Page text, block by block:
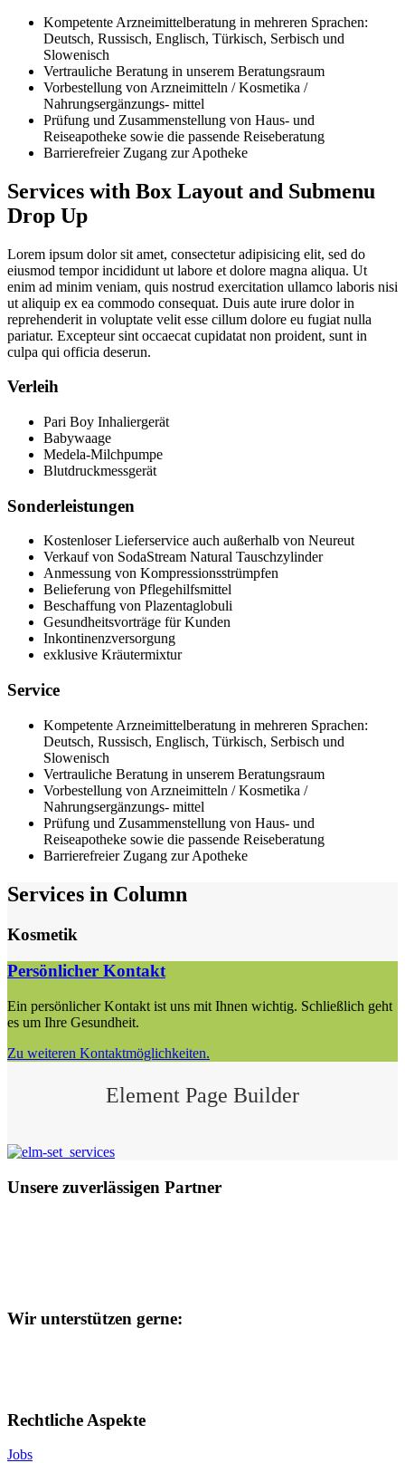
Kompetente Arzneimittelberatung in mehreren Sprachen:
Deutsch, Russisch, Englisch, Türkisch, Serbisch und
Slowenisch
Vertrauliche Beratung in unserem Beratungsraum
Vorbestellung von Arzneimitteln / Kosmetika /
Nahrungsergänzungs- mittel
Prüfung und Zusammenstellung von Haus- und
Reiseapotheke sowie die passende Reiseberatung
Barrierefreier Zugang zur Apotheke
Services with Box Layout and Submenu
Drop Up
Lorem ipsum dolor sit amet, consectetur adipisicing elit, sed do
eiusmod tempor incididunt ut labore et dolore magna aliqua. Ut
enim ad minim veniam, quis nostrud exercitation ullamco laboris nisi
ut aliquip ex ea commodo consequat. Duis aute irure dolor in
reprehenderit in voluptate velit esse cillum dolore eu fugiat nulla
pariatur. Excepteur sint occaecat cupidatat non proident, sunt in
culpa qui officia deserun.
Verleih
Pari Boy Inhaliergerät
Babywaage
Medela-Milchpumpe
Blutdruckmessgerät
Sonderleistungen
Kostenloser Lieferservice auch außerhalb von Neureut
Verkauf von SodaStream Natural Tauschzylinder
Anmessung von Kompressionsstrümpfen
Belieferung von Pflegehilfsmittel
Beschaffung von Plazentaglobuli
Gesundheitsvorträge für Kunden
Inkontinenzversorgung
exklusive Kräutermixtur
Service
Kompetente Arzneimittelberatung in mehreren Sprachen:
Deutsch, Russisch, Englisch, Türkisch, Serbisch und
Slowenisch
Vertrauliche Beratung in unserem Beratungsraum
Vorbestellung von Arzneimitteln / Kosmetika /
Nahrungsergänzungs- mittel
Prüfung und Zusammenstellung von Haus- und
Reiseapotheke sowie die passende Reiseberatung
Barrierefreier Zugang zur Apotheke
Services in Column
Kosmetik
Persönlicher Kontakt
Ein persönlicher Kontakt ist uns mit Ihnen wichtig. Schließlich geht
es um Ihre Gesundheit.
Zu weiteren Kontaktmöglichkeiten.
Element Page Builder
Unsere zuverlässigen Partner
Wir unterstützen gerne:
Rechtliche Aspekte
Jobs